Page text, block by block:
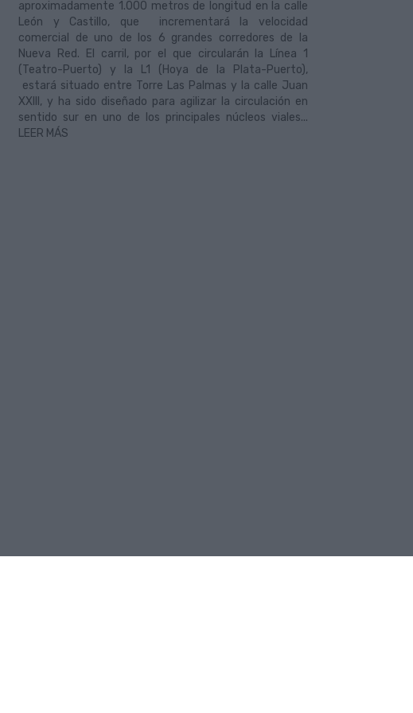
aproximadamente 1.000 metros de longitud en la calle
León y Castillo, que incrementará la velocidad
comercial de uno de los 6 grandes corredores de la
Nueva Red. El carril, por el que circularán la Línea 1
(Teatro-Puerto) y la L1 (Hoya de la Plata-Puerto),
estará situado entre Torre Las Palmas y la calle Juan
XXIII, y ha sido diseñado para agilizar la circulación en
sentido sur en uno de los principales núcleos viales...
LEER MÁS